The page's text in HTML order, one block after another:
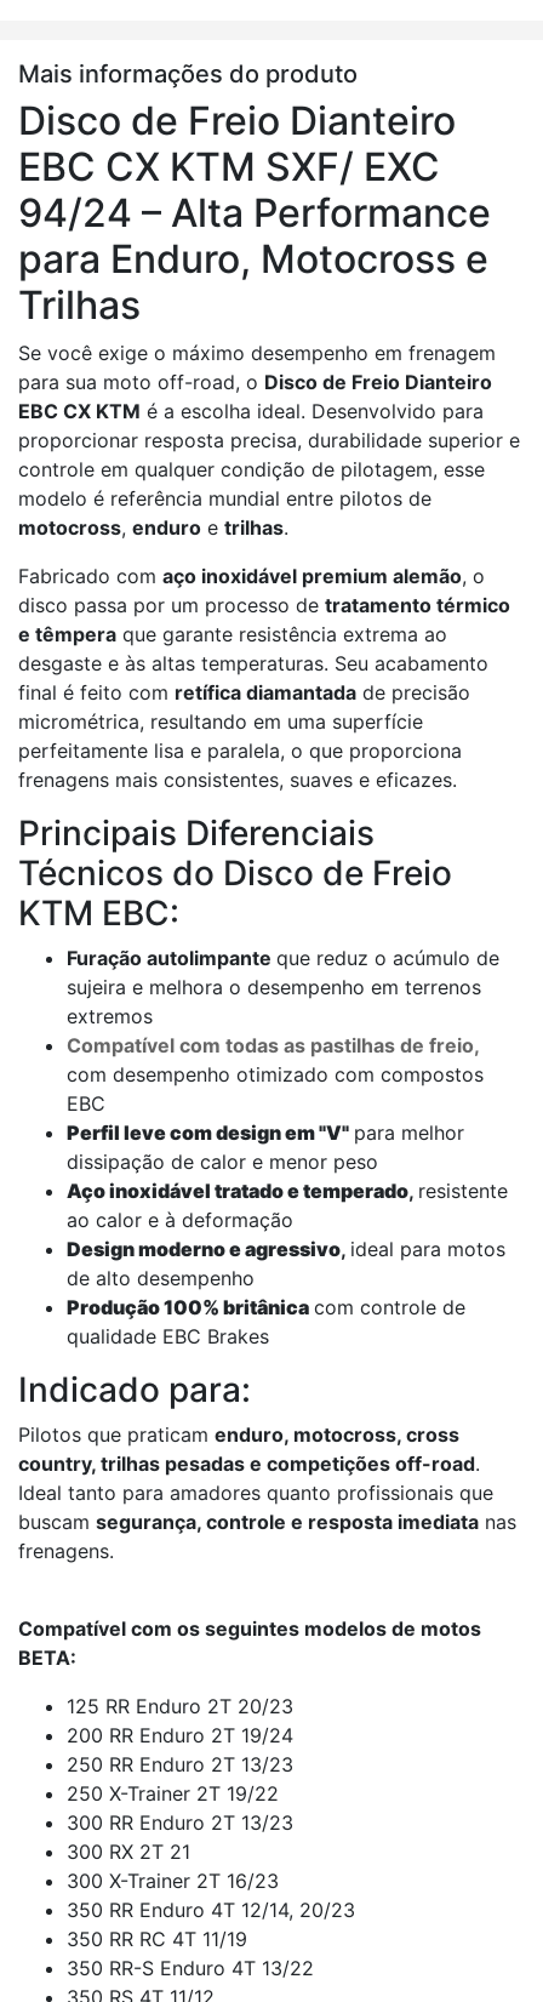
Mais informações do produto
Disco de Freio Dianteiro
EBC CX KTM SXF/ EXC
94/24 – Alta Performance
para Enduro, Motocross e
Trilhas
Se você exige o máximo desempenho em frenagem
para sua moto off-road, o Disco de Freio Dianteiro
EBC CX KTM é a escolha ideal. Desenvolvido para
proporcionar resposta precisa, durabilidade superior e
controle em qualquer condição de pilotagem, esse
modelo é referência mundial entre pilotos de
motocross, enduro e trilhas.
Fabricado com aço inoxidável premium alemão, o
disco passa por um processo de tratamento térmico
e têmpera que garante resistência extrema ao
desgaste e às altas temperaturas. Seu acabamento
final é feito com retífica diamantada de precisão
micrométrica, resultando em uma superfície
perfeitamente lisa e paralela, o que proporciona
frenagens mais consistentes, suaves e eficazes.
Principais Diferenciais
Técnicos do Disco de Freio
KTM EBC:
Furação autolimpante que reduz o acúmulo de
sujeira e melhora o desempenho em terrenos
extremos
Compatível com todas as pastilhas de freio,
com desempenho otimizado com compostos
EBC
Perfil leve com design em "V" para melhor
dissipação de calor e menor peso
Aço inoxidável tratado e temperado, resistente
ao calor e à deformação
Design moderno e agressivo, ideal para motos
de alto desempenho
Produção 100% britânica com controle de
qualidade EBC Brakes
Indicado para:
Pilotos que praticam enduro, motocross, cross
country, trilhas pesadas e competições off-road.
Ideal tanto para amadores quanto profissionais que
buscam segurança, controle e resposta imediata nas
frenagens.
Compatível com os seguintes modelos de motos
BETA:
125 RR Enduro 2T 20/23
200 RR Enduro 2T 19/24
250 RR Enduro 2T 13/23
250 X-Trainer 2T 19/22
300 RR Enduro 2T 13/23
300 RX 2T 21
300 X-Trainer 2T 16/23
350 RR Enduro 4T 12/14, 20/23
350 RR RC 4T 11/19
350 RR-S Enduro 4T 13/22
350 RS 4T 11/12